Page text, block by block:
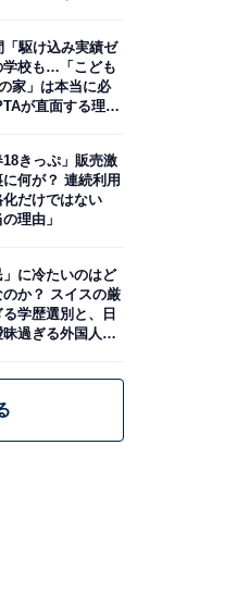
「駆け込み実績ゼ
学校も…「こども
家」は本当に必
が直面する理想
18きっぷ」販売激
何が？ 連続利用
だけではない
の理由」
」に冷たいのはど
のか？ スイスの厳
学歴選別と、日
過ぎる外国人政